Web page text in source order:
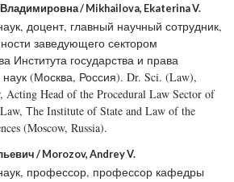
/ Mikhailova, Ekaterina V.
доцент, главный научный сотрудник,
заведующего сектором
Института государства и права
(Москва, Россия). Dr. Sci. (Law),
Acting Head of the Procedural Law Sector of
Тhe Institute of State and Law of the
(Moscow, Russia).
/ Morozov, Andrey V.
профессор, профессор кафедры